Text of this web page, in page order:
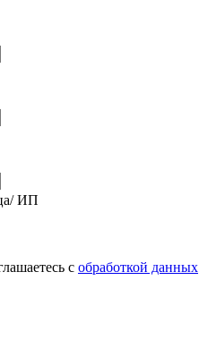
ИП
с обработкой данных